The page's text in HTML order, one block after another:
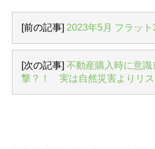
[前の記事] 2023年5月 フラッ
[次の記事] 不動産購入時に意
撃？！ 実は自然災害よりリス